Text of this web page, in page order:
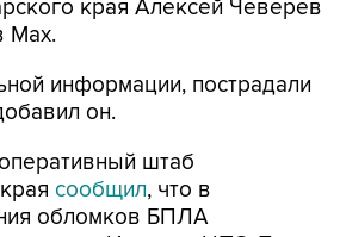
информации, пострадали
штаб
обломков БПЛА
на Ильском НПЗ. Тогда
пострадавших.